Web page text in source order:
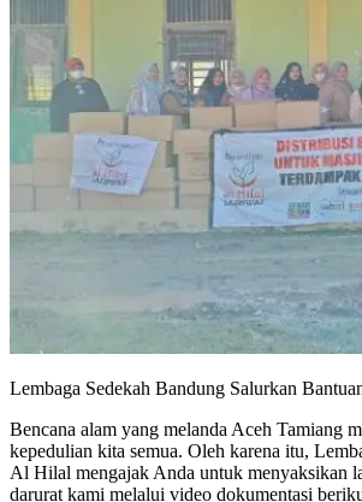
Lembaga Sedekah Bandung Salurkan
Bencana alam yang melanda Aceh Tamiang
kepedulian kita semua. Oleh karena itu,
Al Hilal mengajak Anda untuk menyaksikan
darurat kami melalui video dokumentasi